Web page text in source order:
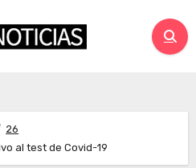
26
al test de Covid-19